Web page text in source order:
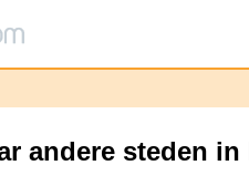
andere steden